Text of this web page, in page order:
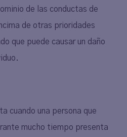
de las conductas de
de otras prioridades
que puede causar un daño
cuando una persona que
mucho tiempo presenta